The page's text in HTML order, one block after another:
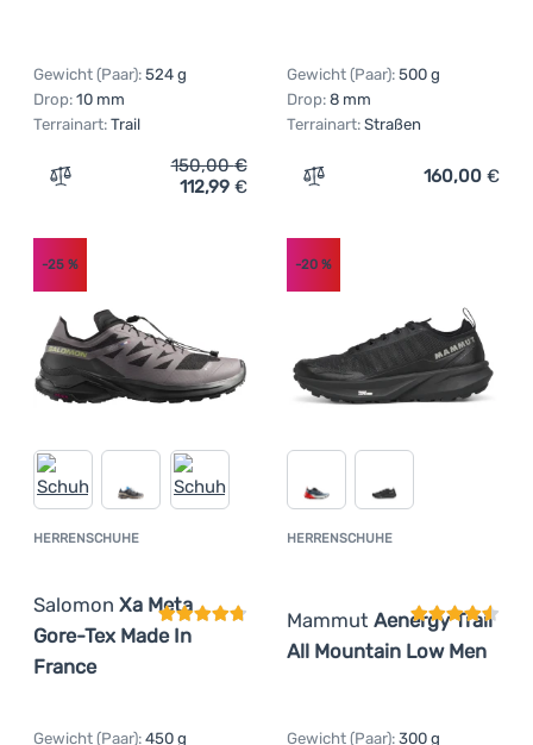
Gewicht (Paar): 524 g
Drop: 10 mm
Terrainart: Trail
Zum Vergleich 'Damen Laufschuhe Salomon
150,00€
112,99 €
Gewicht (Paar): 500 g
Drop: 8 mm
Terrainart: Straßen
Zum Vergleich 'Herren
160,00 €
HERRENSCHUHE
Salomon Xa Meta
Gore-Tex Made In
France
Kundenbewertung
-25 %
Gewicht (Paar): 450 g
HERRENSCHUHE
Mammut Aenergy Trail
All Mountain Low Men
-20%
Gewicht (Paar): 300 g